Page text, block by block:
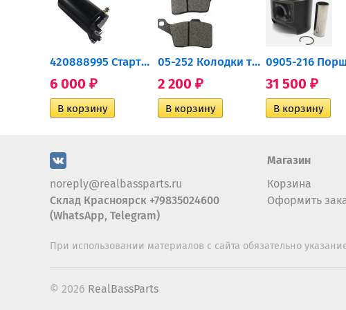
420888995 Стартер для...
6 000 ₽
05-252 Колодки тормозные...
2 200 ₽ 31 500 ₽
noreply@realbassparts.ru
Склад Красноярск +79835024600
(WhatsApp, Telegram)
Магазин
Корзина
Оформить
При использовании материалов с сайта обязательно
© 2026 RealBassParts